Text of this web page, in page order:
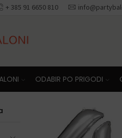
+ 385 91 6650 810 Besplatna
ODABIR PO PRIGODI